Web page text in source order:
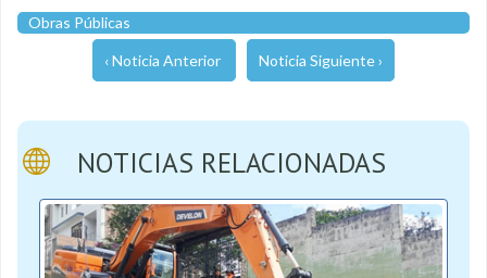
Obras Públicas
‹ Noticia Anterior Noticia Siguiente ›
NOTICIAS RELACIONADAS